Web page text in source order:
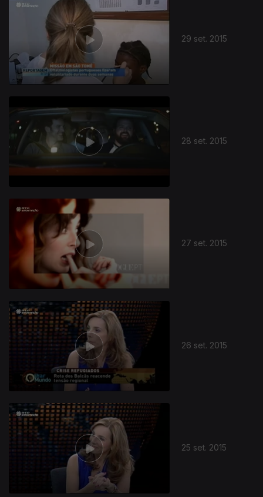
29 set. 2015
28 set. 2015
27 set. 2015
26 set. 2015
25 set. 2015